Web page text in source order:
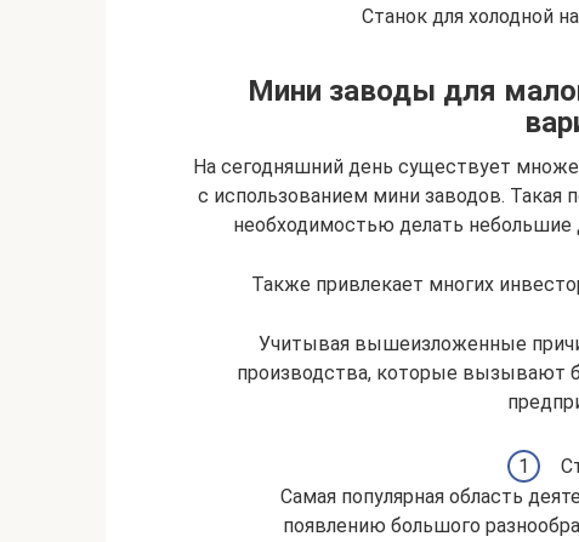
Станок для холодной
Мини заводы для
На сегодняшний день существует
с использованием мини заводов. Такая
необходимостью делать
Также привлекает многих
Учитывая вышеизложенные
производства, которые вызывают
Самая популярная область
появлению большого